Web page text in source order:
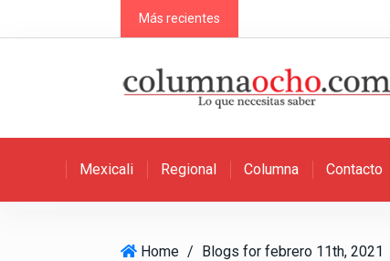
k
Más recientes
Mexicali Regional Columna Contacto
Home / Blogs for febrero 11th, 2021